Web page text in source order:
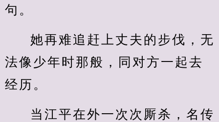
句。
她再难追赶上丈夫的步伐，无
法像少年时那般，同对方一起去
经历。
当江平在外一次次厮杀，名传